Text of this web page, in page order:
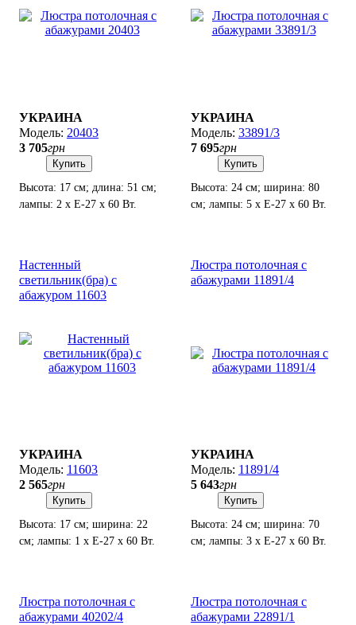
УКРАИНА
20403
3 705грн
Купить
Высота: 17 см; длина: 51 см;
лампы: 2 х Е-27 х 60 Вт.
УКРАИНА
33891/3
7 695грн
Купить
Высота: 24 см; ширина: 80
см; лампы: 5 х Е-27 х 60 Вт.
Настенный
светильник(бра) с
абажуром 11603
УКРАИНА
11603
2 565грн
Купить
Высота: 17 см; ширина: 22
см; лампы: 1 х Е-27 х 60 Вт.
Люстра потолочная с
абажурами 11891/4
УКРАИНА
11891/4
5 643грн
Купить
Высота: 24 см; ширина: 70
см; лампы: 3 х Е-27 х 60 Вт.
Люстра потолочная с
абажурами 40202/4
Люстра потолочная с
абажурами 22891/1